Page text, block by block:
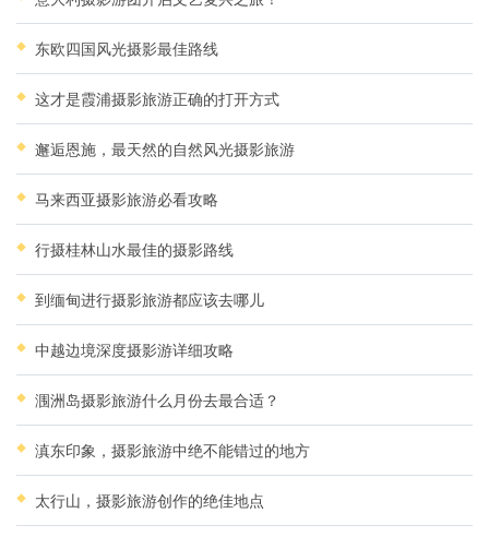
东欧四国风光摄影最佳路线
这才是霞浦摄影旅游正确的打开方式
邂逅恩施，最天然的自然风光摄影旅游
马来西亚摄影旅游必看攻略
行摄桂林山水最佳的摄影路线
到缅甸进行摄影旅游都应该去哪儿
中越边境深度摄影游详细攻略
涠洲岛摄影旅游什么月份去最合适？
滇东印象，摄影旅游中绝不能错过的地方
太行山，摄影旅游创作的绝佳地点